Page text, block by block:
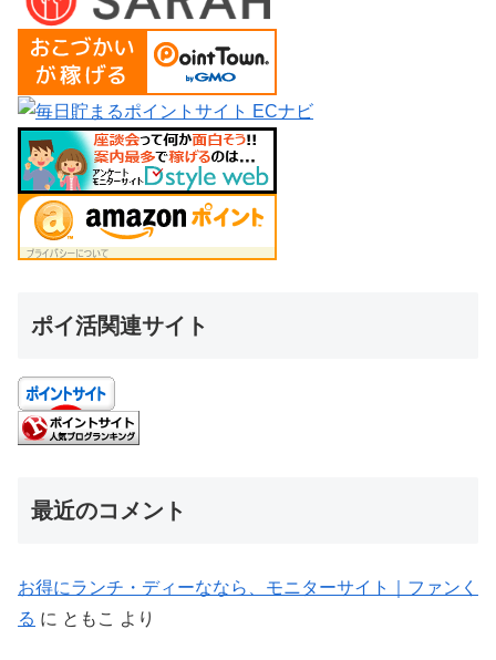
ポイ活関連サイト
最近のコメント
お得にランチ・ディーななら、モニターサイト｜ファンく
る に ともこ より